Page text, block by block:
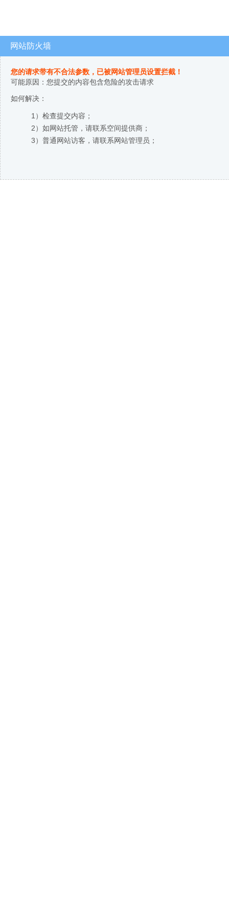
网站防火墙
您的请求带有不合法参数，已被网站管理员设置拦截！
可能原因：您提交的内容包含危险的攻击请求
如何解决：
1）检查提交内容；
2）如网站托管，请联系空间提供商；
3）普通网站访客，请联系网站管理员；